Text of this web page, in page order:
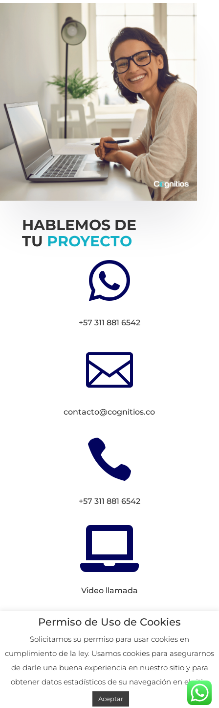
HABLEMOS DE
TU PROYECTO

+57 311 881 6542

contacto@cognitios.co

+57 311 881 6542

Video llamada
Conectemos enRedes
2026. Remoto desde
Colombia.
Permiso de Uso de Cookies
Solicitamos su permiso para usar cookies en
cumplimiento de la ley. Usamos cookies para asegurarnos
de darle una buena experiencia en nuestro sitio y para
obtener datos estadísticos de su navegación en el sitio.
Aceptar